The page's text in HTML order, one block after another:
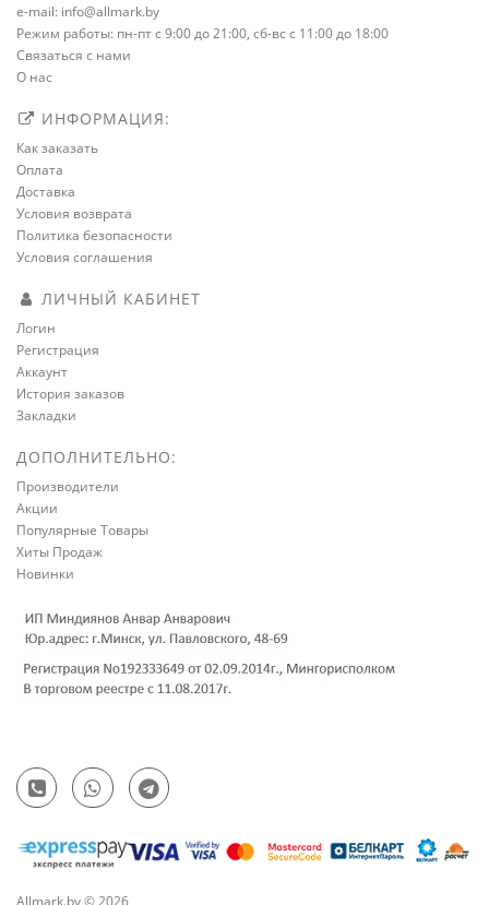
e-mail: info@allmark.by
Режим работы: пн-пт с 9:00 до 21:00, сб-вс с 11:00 до 18:00
Связаться с нами
О нас
ИНФОРМАЦИЯ:
Как заказать
Оплата
Доставка
Условия возврата
Политика безопасности
Условия соглашения
ЛИЧНЫЙ КАБИНЕТ
Логин
Регистрация
Аккаунт
История заказов
Закладки
ДОПОЛНИТЕЛЬНО:
Производители
Акции
Популярные Товары
Хиты Продаж
Новинки
Allmark.by © 2026